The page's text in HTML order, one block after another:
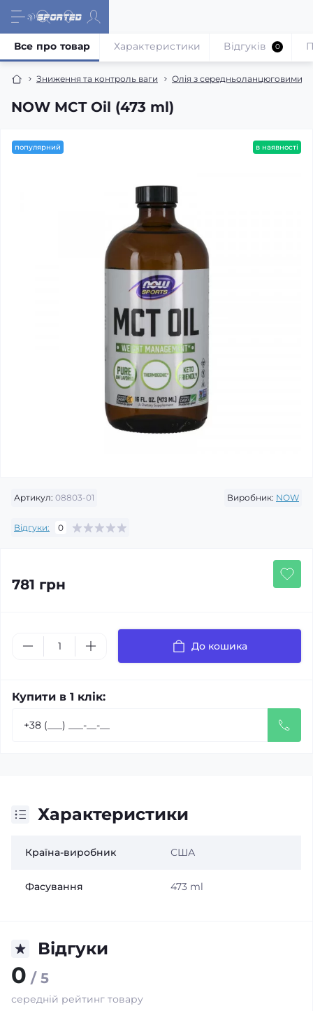
Зниження та контроль ваги Олія з середньоланцюговими
NOW MCT Oil (473 ml)
Все про товар Характеристики Відгуків 0
популярний в наявності
Артикул: 08803-01 Виробник: NOW
Відгуки: 0
781 грн
До кошика
Купити в 1 клік:
Характеристики
Країна-виробник США
Фасування 473 ml
Відгуки
0 / 5
середній рейтинг товару